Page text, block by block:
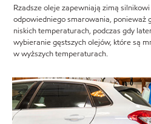
Rzadsze oleje zapewniają zimą
odpowiedniego smarowania, ponieważ
niskich temperaturach, podczas gdy
wybieranie gęstszych olejów, które są
w wyższych temperaturach.